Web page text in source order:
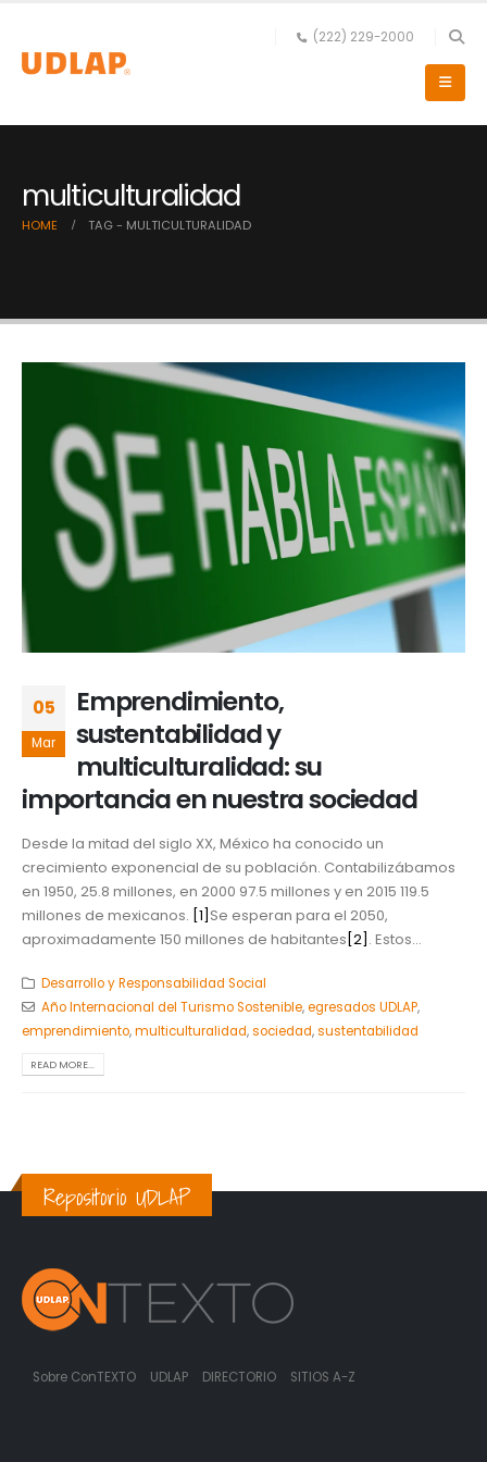
(222) 229-2000
multiculturalidad
HOME TAG - MULTICULTURALIDAD
05
Mar
Emprendimiento,
sustentabilidad y
multiculturalidad: su
importancia en nuestra sociedad
Desde la mitad del siglo XX, México ha conocido un
crecimiento exponencial de su población. Contabilizábamos
en 1950, 25.8 millones, en 2000 97.5 millones y en 2015 119.5
millones de mexicanos. [1] Se esperan para el 2050,
aproximadamente 150 millones de habitantes [2] . Estos...
Desarrollo y Responsabilidad Social
Año Internacional del Turismo Sostenible,egresados UDLAP,
emprendimiento,multiculturalidad,sociedad,sustentabilidad
READ MORE...
Repositorio UDLAP
Sobre ConTEXTO UDLAP DIRECTORIO SITIOS A-Z